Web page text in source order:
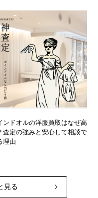
ンドオルの洋服買取はなぜ高
査定の強みと安心して相談で
理由
見る